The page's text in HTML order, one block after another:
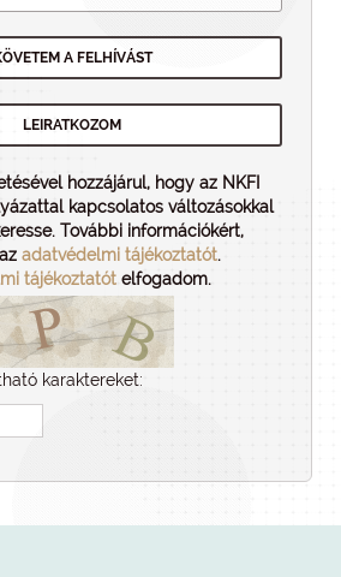
hozzájárul, hogy az NKFI
kapcsolatos változásokkal
További információkért,
adatvédelmi tájékoztatót.
tájékoztatót elfogadom.
karaktereket: